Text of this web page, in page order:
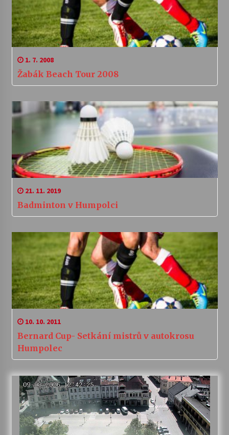
1. 7. 2008
Žabák Beach Tour 2008
21. 11. 2019
Badminton v Humpolci
10. 10. 2011
Bernard Cup- Setkání mistrů v autokrosu
Humpolec